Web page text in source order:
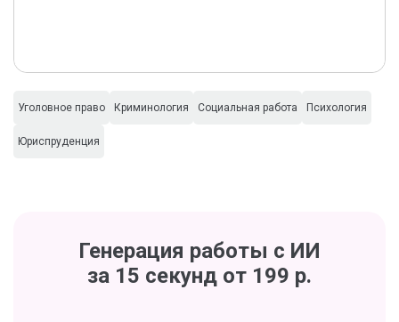
Уголовное право Криминология Социальная работа Психология
Юриспруденция
Генерация работы с ИИ
за 15 секунд от 199 р.